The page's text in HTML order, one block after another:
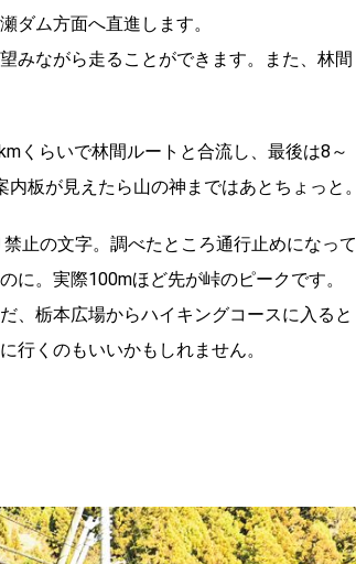
ダム方面へ直進します。
みながら走ることができます。また、林間
くらいで林間ルートと合流し、最後は8～
板が見えたら山の神まではあとちょっと
止の文字。調べたところ通行止めになって
。実際100mほど先が峠のピークです。
、栃本広場からハイキングコースに入ると
行くのもいいかもしれません。